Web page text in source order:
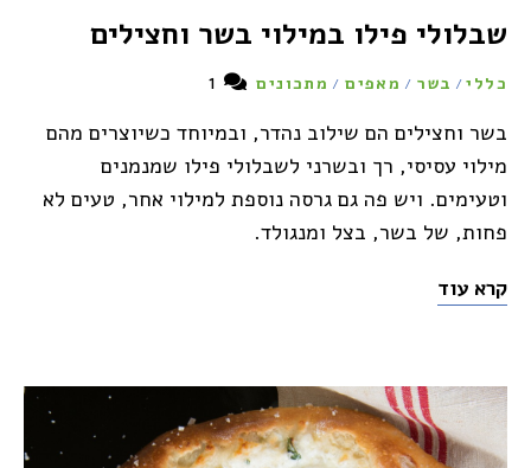
שבלולי פילו במילוי בשר וחצילים
כללי/ בשר / מאפים / מתכונים 1
בשר וחצילים הם שילוב נהדר, ובמיוחד כשיוצרים מהם
מילוי עסיסי, רך ובשרני לשבלולי פילו שמנמנים
וטעימים. ויש פה גם גרסה נוספת למילוי אחר, טעים לא
פחות, של בשר, בצל ומנגולד.
קרא עוד